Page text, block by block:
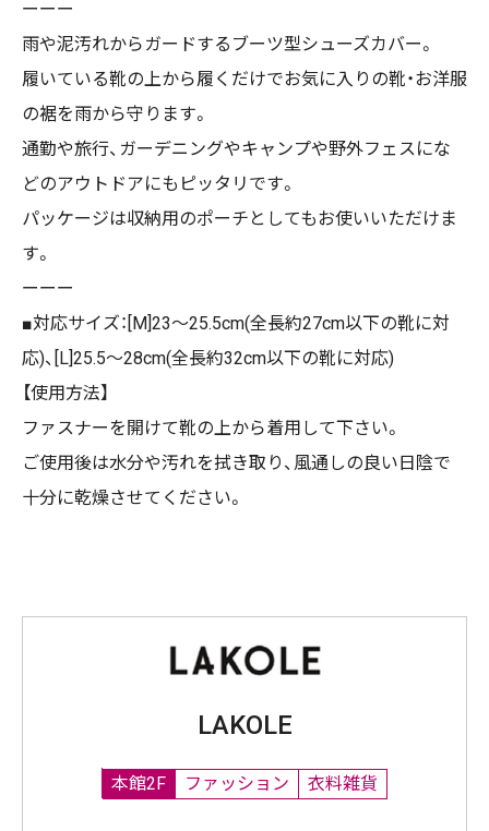
ーーー
雨や泥汚れからガードするブーツ型シューズカバー。
履いている靴の上から履くだけでお気に入りの靴・お洋服
の裾を雨から守ります。
通勤や旅行、ガーデニングやキャンプや野外フェスにな
どのアウトドアにもピッタリです。
パッケージは収納用のポーチとしてもお使いいただけま
す。
ーーー
■対応サイズ：[M]23～25.5cm(全長約27cm以下の靴に対
応)、[L]25.5～28cm(全長約32cm以下の靴に対応)
【使用方法】
ファスナーを開けて靴の上から着用して下さい。
ご使用後は水分や汚れを拭き取り、風通しの良い日陰で
十分に乾燥させてください。
LAKOLE
本館2F ファッション 衣料雑貨